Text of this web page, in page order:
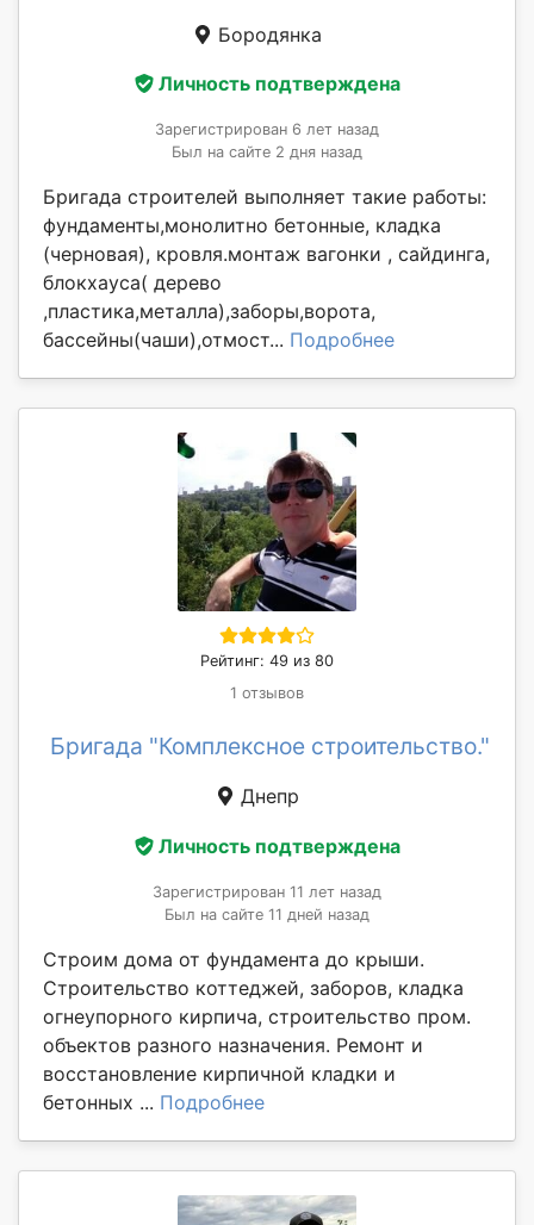
Бородянка
Личность подтверждена
Зарегистрирован 6 лет назад
Был на сайте 2 дня назад
Бригада строителей выполняет такие работы:
фундаменты,монолитно бетонные, кладка
(черновая), кровля.монтаж вагонки , сайдинга,
блокхауса( дерево
,пластика,металла),заборы,ворота,
бассейны(чаши),отмост... Подробнее
Рейтинг: 49 из 80
1 отзывов
Бригада "Комплексное строительство."
Днепр
Личность подтверждена
Зарегистрирован 11 лет назад
Был на сайте 11 дней назад
Строим дома от фундамента до крыши.
Строительство коттеджей, заборов, кладка
огнеупорного кирпича, строительство пром.
объектов разного назначения. Ремонт и
восстановление кирпичной кладки и
бетонных ... Подробнее